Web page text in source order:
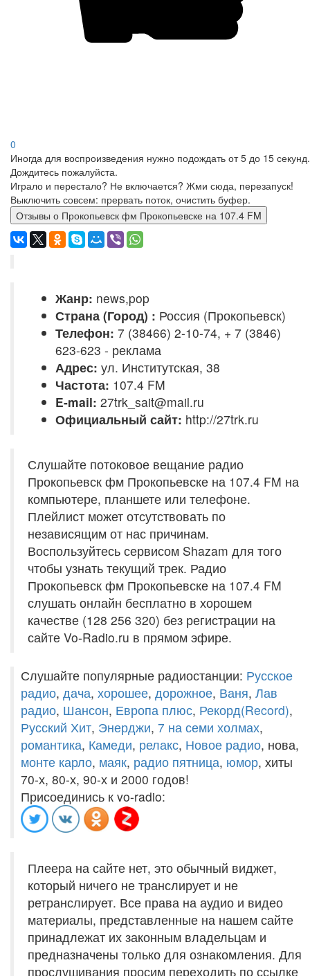
0
Иногда для воспроизведения нужно подождать от 5 до 15 секунд.
Дождитесь пожалуйста.
Играло и перестало? Не включается? Жми сюда, перезапуск!
Выключить совсем: прервать поток, очистить буфер.
Отзывы о Прокопьевск фм Прокопьевске на 107.4 FM
Жанр: news,pop
Страна (Город) : Россия (Прокопьевск)
Телефон: 7 (38466) 2-10-74, + 7 (3846)
623-623 - реклама
Адрес: ул. Институтская, 38
Частота: 107.4 FM
E-mail: 27trk_sait@mail.ru
Официальный сайт: http://27trk.ru
Слушайте потоковое вещание радио
Прокопьевск фм Прокопьевске на 107.4 FM на
компьютере, планшете или телефоне.
Плейлист может отсутствовать по
независящим от нас причинам.
Воспользуйтесь сервисом Shazam для того
чтобы узнать текущий трек. Радио
Прокопьевск фм Прокопьевске на 107.4 FM
слушать онлайн бесплатно в хорошем
качестве (128 256 320) без регистрации на
сайте Vo-Radio.ru в прямом эфире.
Слушайте популярные радиостанции: Русское
радио, дача, хорошее, дорожное, Ваня, Лав
радио, Шансон, Европа плюс, Рекорд(Record),
Русский Хит, Энерджи, 7 на семи холмах,
романтика, Камеди, релакс, Новое радио, нова,
монте карло, маяк, радио пятница, юмор, хиты
70-х, 80-х, 90-х и 2000 годов!
Присоединись к vo-radio:
Плеера на сайте нет, это обычный виджет,
который ничего не транслирует и не
ретранслирует. Все права на аудио и видео
материалы, представленные на нашем сайте
принадлежат их законным владельцам и
предназначены только для ознакомления. Для
прослушивания просим переходить по ссылке